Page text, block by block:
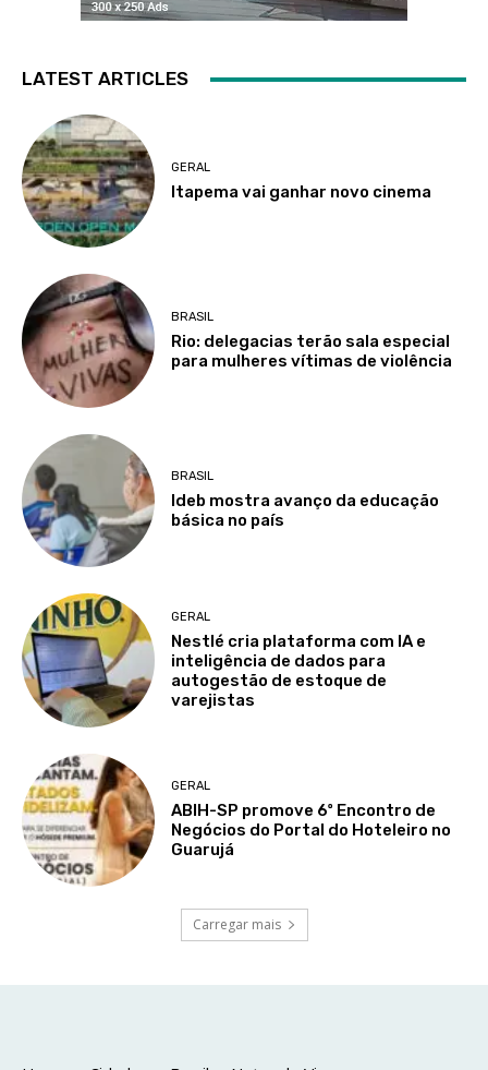
LATEST ARTICLES
GERAL
Itapema vai ganhar novo cinema
BRASIL
Rio: delegacias terão sala especial
para mulheres vítimas de violência
BRASIL
Ideb mostra avanço da educação
básica no país
GERAL
Nestlé cria plataforma com IA e
inteligência de dados para
autogestão de estoque de
varejistas
GERAL
ABIH-SP promove 6º Encontro de
Negócios do Portal do Hoteleiro no
Guarujá
Carregar mais